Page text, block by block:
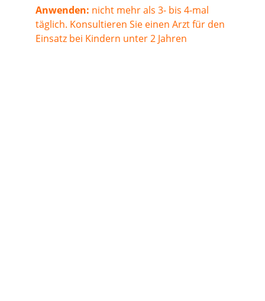
Anwenden: nicht mehr als 3- bis 4-mal
täglich. Konsultieren Sie einen Arzt für den
Einsatz bei Kindern unter 2 Jahren